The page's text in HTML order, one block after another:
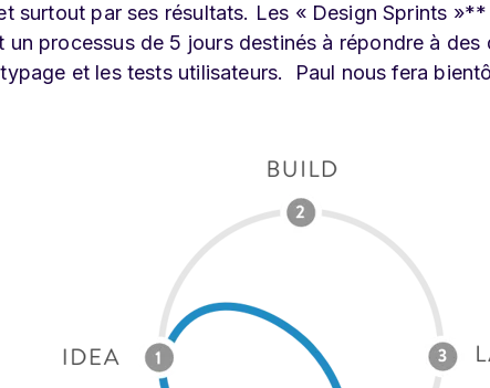
surtout par ses résultats. Les « Design Sprints
un processus de 5 jours destinés à répondre à des
et les tests utilisateurs. Paul nous fera